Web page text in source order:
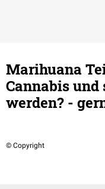
Marihuana
Cannabis
werden? -
© Copyright